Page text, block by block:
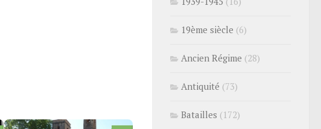
19ème siècle (6)
Ancien Régime (28)
Antiquité (73)
Batailles (172)